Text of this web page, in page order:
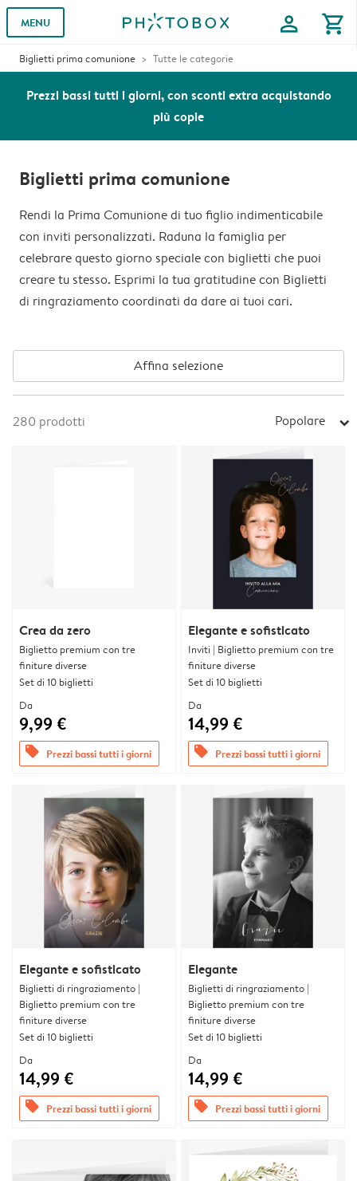
MENU profile shopping_cart
Biglietti prima comunione Tutte le categorie
Prezzi bassi tutti i giorni, con sconti extra acquistando
più copie
Biglietti prima comunione
Rendi la Prima Comunione di tuo figlio indimenticabile
con inviti personalizzati. Raduna la famiglia per
celebrare questo giorno speciale con biglietti che puoi
creare tu stesso. Esprimi la tua gratitudine con Biglietti
di ringraziamento coordinati da dare ai tuoi cari.
Affina selezione
280 prodotti Popolare arrow_right
Crea da zero
Biglietto premium con tre
finiture diverse
Set di 10 biglietti
Da
9,99 €
offers Prezzi bassi tutti i giorni
Elegante e sofisticato
Inviti | Biglietto premium con tre
finiture diverse
Set di 10 biglietti
Da
14,99 €
offers Prezzi bassi tutti i giorni
Elegante e sofisticato
Biglietti di ringraziamento |
Biglietto premium con tre
finiture diverse
Set di 10 biglietti
Da
14,99 €
offers Prezzi bassi tutti i giorni
Elegante
Biglietti di ringraziamento |
Biglietto premium con tre
finiture diverse
Set di 10 biglietti
Da
14,99 €
offers Prezzi bassi tutti i giorni